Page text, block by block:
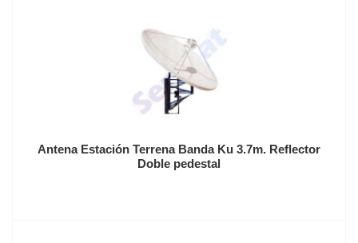
Antena Estación Terrena Banda Ku 3.7m. Reflector
Doble pedestal